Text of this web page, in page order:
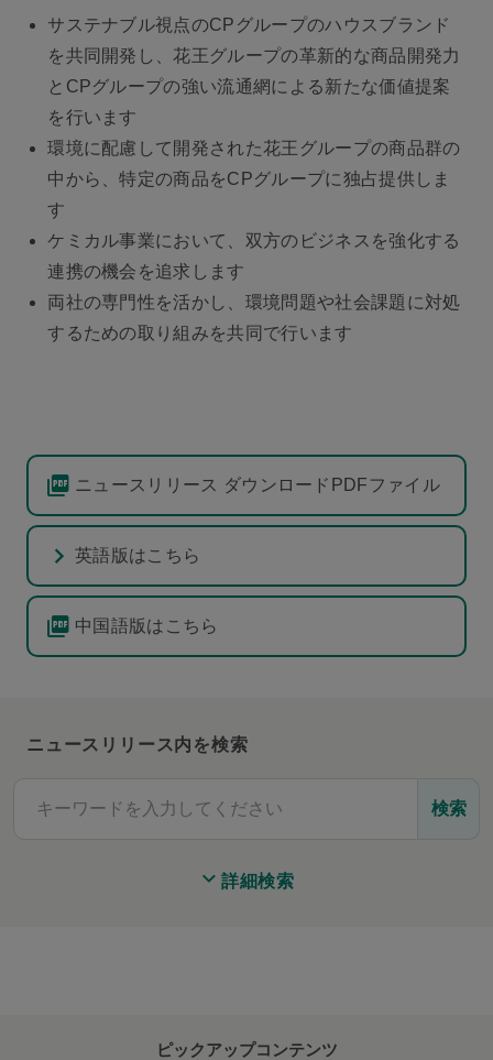
サステナブル視点のCPグループのハウスブランド
を共同開発し、花王グループの革新的な商品開発力
とCPグループの強い流通網による新たな価値提案
を行います
環境に配慮して開発された花王グループの商品群の
中から、特定の商品をCPグループに独占提供しま
す
ケミカル事業において、双方のビジネスを強化する
連携の機会を追求します
両社の専門性を活かし、環境問題や社会課題に対処
するための取り組みを共同で行います
ニュースリリース ダウンロードPDFファイル
英語版はこちら
中国語版はこちら
ニュースリリース内を検索
検索
詳細検索
ピックアップコンテンツ